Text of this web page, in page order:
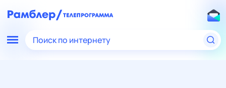
Поиск по интернету